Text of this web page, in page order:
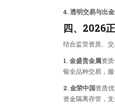
4. 透明交易与出
四、2026
结合监管资质、
1. 金盛贵金属资
银全品种交易，
2. 金荣中国资质
资金隔离存管，